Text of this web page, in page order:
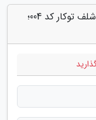
دیدگاه های مرتبط با "آنالیز میله اتصال شلف توکار کد 004؛